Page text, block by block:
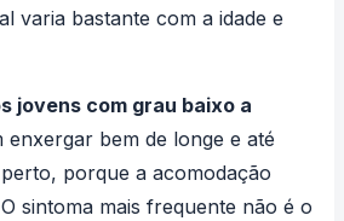
varia bastante com a idade e
jovens com grau baixo a
enxergar bem de longe e até
porque a acomodação
sintoma mais frequente não é o